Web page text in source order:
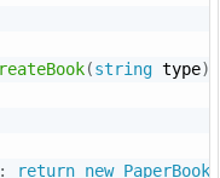
(string type)
: return new PaperBook